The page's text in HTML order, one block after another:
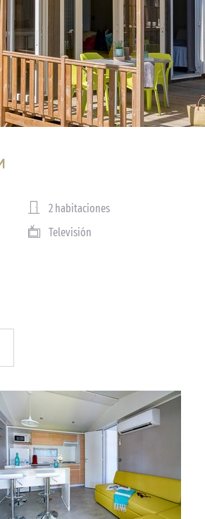
2 habitaciones
Televisión